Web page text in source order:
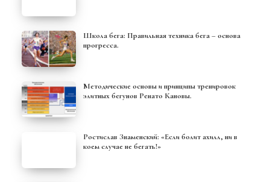
Школа бега: Правильная техника бега – основа
прогресса.
Методические основы и принципы тренировок
элитных бегунов Ренато Кановы.
Ростислав Знаменский: «Если болит ахилл, ни в
коем случае не бегать!»